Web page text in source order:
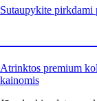
Sutaupykite pirkdami
Atrinktos premium
kainomis